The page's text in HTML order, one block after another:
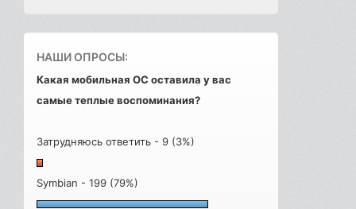
НАШИ ОПРОСЫ:
Какая мобильная ОС оставила у вас
самые теплые воспоминания?
Затрудняюсь ответить - 9 (3%)
Symbian - 199 (79%)